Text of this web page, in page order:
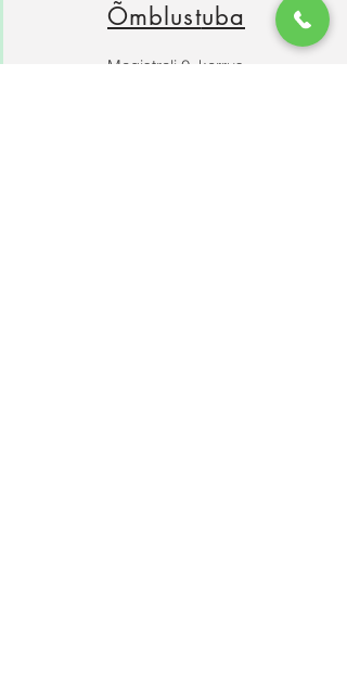
Õmblustuba
Magistrali 0. korrus